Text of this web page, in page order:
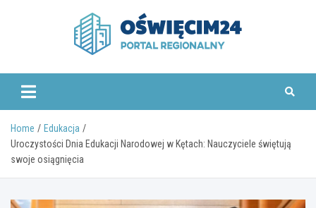
www.oswiecim24.pl
Home
Edukacja
Uroczystości Dnia Edukacji Narodowej w Kętach: Nauczyciele świętują
swoje osiągnięcia